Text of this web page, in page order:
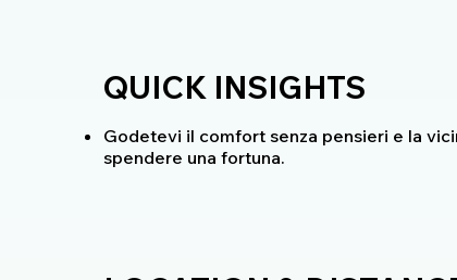
QUICK INSIGHTS
Godetevi il comfort senza pensieri e la
spendere una fortuna.